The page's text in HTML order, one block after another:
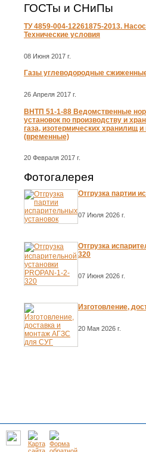
ГОСТы и СНиПы
ТУ 4859-004-12261875-2013.
Технические условия
08 Июня 2017 г.
Газы углеводородные
26 Апреля 2017 г.
ВНТП 51-1-88 Ведомственные
установок по производству и
газа, изотермических хранилищ
(временные)
20 Февраля 2017 г.
Фотогалерея
Отгрузка партии
07 Июля 2026 г.
Отгрузка
320
07 Июня 2026 г.
Изготовление,
20 Мая 2026 г.